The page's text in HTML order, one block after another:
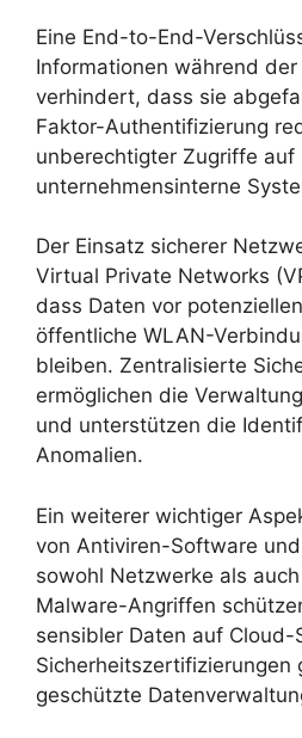
Eine End-to-End-
Informationen während
verhindert, dass sie
Faktor-Authentifizierung
unberechtigter Zugriffe auf
unternehmensinterne
Der Einsatz sicherer
Virtual Private Networks
dass Daten vor
öffentliche WLAN-
bleiben. Zentralisierte
ermöglichen die
und unterstützen die
Anomalien.
Ein weiterer wichtiger
von Antiviren-Software
sowohl Netzwerke als
Malware-Angriffen
sensibler Daten auf
Sicherheitszertifizierungen
geschützte